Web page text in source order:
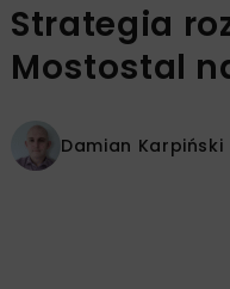
Strategia
Mostostal
Damian Karpiński